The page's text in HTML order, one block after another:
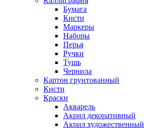
Бумага
Кисти
Маркеры
Наборы
Перья
Ручки
Тушь
Чернила
Картон грунтованный
Кисти
Краски
Акварель
Акрил декоративный
Акрил художественный